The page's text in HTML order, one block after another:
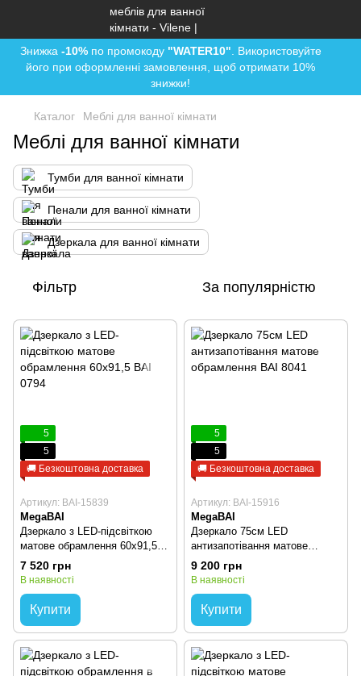
Знижка -10%по промокоду "WATER10" . Використовуйте
його при оформленні замовлення, щоб отримати 10%
знижки!
Каталог Меблі для ванної кімнати
Меблі для ванної кімнати
Тумби для ванної кімнати
Пенали для ванної кімнати
Дзеркала для ванної кімнати
Фільтр За популярністю
5
5
🚚 Безкоштовна доставка
Артикул: BAI-15839
MegaBAI
Дзеркало з LED-підсвіткою
матове обрамлення 60х91,5
BAI 0794
7 520 грн
В наявності
Купити
5
5
🚚 Безкоштовна доставка
Артикул: BAI-15916
MegaBAI
Дзеркало 75см LED
антизапотівання матове
обрамлення BAI 8041
9 200 грн
В наявності
Купити